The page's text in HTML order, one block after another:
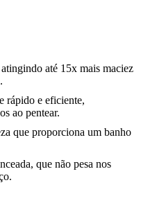
até 15x mais maciez
rápido e eficiente,
ao pentear.
que proporciona um banho
que não pesa nos